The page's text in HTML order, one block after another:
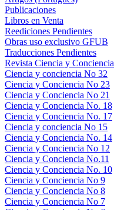
Publicaciones
Libros en Venta
Reediciones Pendientes
Obras uso exclusivo GFUB
Traducciones Pendientes
Revista Ciencia y Conciencia
Ciencia y conciencia No 32
Ciencia y Conciencia No 23
Ciencia y Conciencia No 21
Ciencia y Conciencia No. 18
Ciencia y Conciencia No. 17
Ciencia y conciencia No 15
Ciencia y Conciencia No. 14
Ciencia y Conciencia No 12
Ciencia y Conciencia No.11
Ciencia y Conciencia No. 10
Ciencia y Conciencia No 9
Ciencia y Conciencia No 8
Ciencia y Conciencia No 7